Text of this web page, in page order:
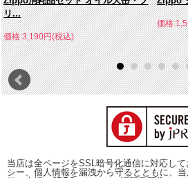
リ...
価格:3,190円(税込)
価格
当店は全ページをSSL暗号化通信に対応し
シー、個人情報を漏洩から守るとともに、